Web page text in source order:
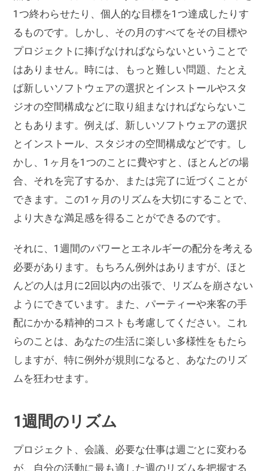
1つ終わらせたり、個人的な目標を1つ達成したりす
るものです。しかし、その月のすべてをその目標や
プロジェクトに捧げなければならないということで
はありません。時には、もっと難しい問題、たとえ
ば新しいソフトウェアの選択とインストールやスタ
ジオの空間構成などに取り組まなければならないこ
ともあります。例えば、新しいソフトウェアの選択
とインストール、スタジオの空間構成などです。し
かし、1ヶ月を1つのことに費やすと、ほとんどの場
合、それを完了するか、または完了に近づくことが
できます。この1ヶ月のリズムを大切にすることで、
より大きな満足感を得ることができるのです。
それに、1週間のパワーとエネルギーの配分を考える
必要があります。もちろん例外はありますが、ほと
んどの人は月に2回以内の出張で、リズムを崩さない
ようにできています。また、パーティーや来客の手
配にかかる精神的コストも考慮してください。これ
らのことは、あなたの生活に楽しい多様性をもたら
しますが、特に例外が規則になると、あなたのリズ
ムを狂わせます。
1週間のリズム
プロジェクト、会議、必要な仕事は週ごとに変わる
が、自分の活動に最も適した週のリズムを把握する